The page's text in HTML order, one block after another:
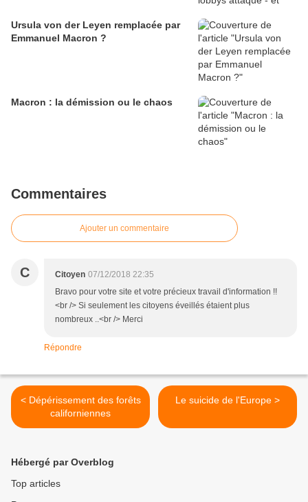
Ursula von der Leyen remplacée par
Emmanuel Macron ?
Macron : la démission ou le chaos
Commentaires
Ajouter un commentaire
C Citoyen 07/12/2018 22:35
Bravo pour votre site et votre précieux travail d'information !!
<br /> Si seulement les citoyens éveillés étaient plus
nombreux ..<br /> Merci
Répondre
< Dépérissement des forêts
californiennes
Le suicide de l'Europe >
Hébergé par Overblog
Top articles